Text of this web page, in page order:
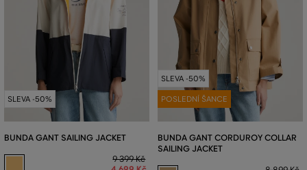
SLEVA -50%
BUNDA GANT SAILING JACKET
9 399 Kč
SLEVA -50%
POSLEDNÍ ŠANCE
BUNDA GANT CORDUROY COLLAR
SAILING JACKET